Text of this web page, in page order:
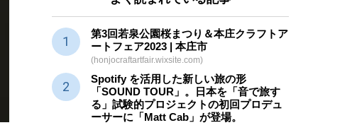
第3回若泉公園桜まつり＆本庄クラフトア
ートフェア2023 | 本庄市
(honjocraftartfair.wixsite.com)
Spotify を活用した新しい旅の形
「SOUND TOUR」。日本を「音で旅す
る」試験的プロジェクトの初回プロデュ
ーサーに「Matt Cab」が登場。